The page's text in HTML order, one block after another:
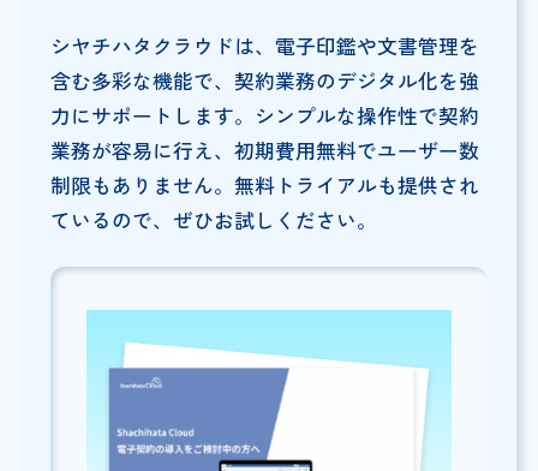
シヤチハタクラウドは、電子印鑑や文書管理を
含む多彩な機能で、契約業務のデジタル化を強
力にサポートします。シンプルな操作性で契約
業務が容易に行え、初期費用無料でユーザー数
制限もありません。無料トライアルも提供され
ているので、ぜひお試しください。